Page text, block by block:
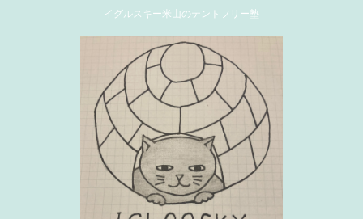
イグルスキー米山のテントフリー塾